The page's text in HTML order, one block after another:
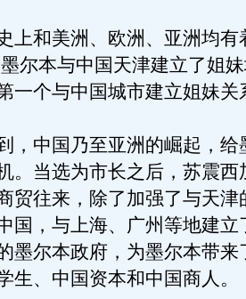
和美洲、欧洲、亚洲均有
尔本与中国天津建立了姐
一个与中国城市建立姐妹关
中国乃至亚洲的崛起，给
。当选为市长之后，苏震西
贸往来，除了加强了与天津
国，与上海、广州等地建立
墨尔本政府，为墨尔本带来
生、中国资本和中国商人。